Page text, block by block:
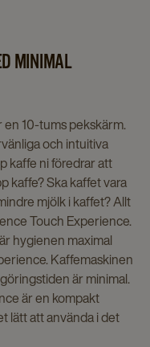
MINIMAL
10-tums pekskärm.
och intuitiva
kaffe ni föredrar att
kaffe? Ska kaffet vara
mjölk i kaffet? Allt
Touch Experience.
hygienen maximal
Kaffemaskinen
är minimal.
är en kompakt
lätt att använda i det